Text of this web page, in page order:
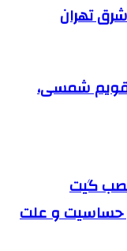
تهران
تقویم شمسی،
نصب گیت
حساسیت و علت